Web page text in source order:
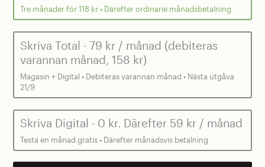
Tre månader för 118 kr • Därefter ordinarie månadsbetalning
Skriva Total · 79 kr / månad (debiteras
varannan månad, 158 kr)
Magasin + Digital • Debiteras varannan månad • Nästa utgåva
21/9
Skriva Digital · 0 kr. Därefter 59 kr / månad
Testa en månad gratis • Därefter månadsvis betalning